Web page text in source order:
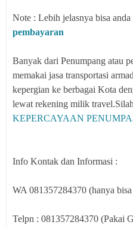
Note : Lebih jelasnya bisa anda
pembayaran
Banyak dari Penumpang atau
memakai jasa transportasi
kepergian ke berbagai Kota
lewat rekening milik
KEPERCAYAAN
Info Kontak dan Informasi :
WA 081357284370 (hanya
Telpn : 081357284370 (Pakai